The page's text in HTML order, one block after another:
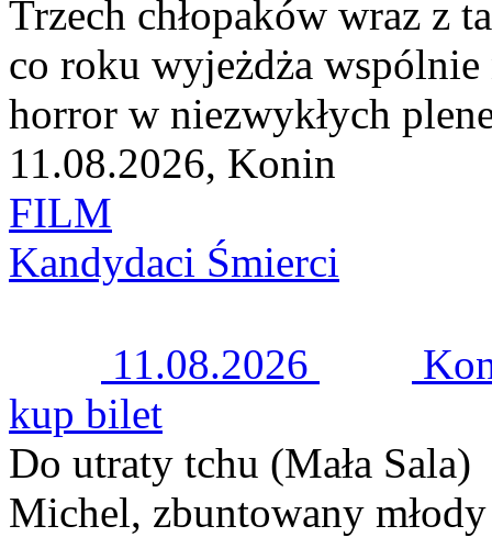
Trzech chłopaków wraz z
co roku wyjeżdża
horror w niezwykłych
11.08.2026, Konin
FILM
Kandydaci Śmierci
11.08.2026
kup bilet
Do utraty tchu (Mała Sala)
Michel, zbuntowany